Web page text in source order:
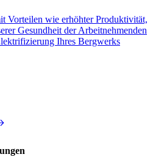
Vorteilen wie erhöhter Produktivität,
Gesundheit der Arbeitnehmenden
Ihres Bergwerks